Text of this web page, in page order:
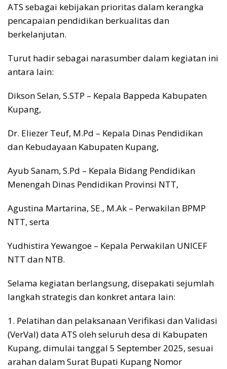
ATS sebagai kebijakan prioritas dalam kerangka
pencapaian pendidikan berkualitas dan
berkelanjutan.
Turut hadir sebagai narasumber dalam kegiatan ini
antara lain:
Dikson Selan, S.STP – Kepala Bappeda Kabupaten
Kupang,
Dr. Eliezer Teuf, M.Pd – Kepala Dinas Pendidikan
dan Kebudayaan Kabupaten Kupang,
Ayub Sanam, S.Pd – Kepala Bidang Pendidikan
Menengah Dinas Pendidikan Provinsi NTT,
Agustina Martarina, SE., M.Ak – Perwakilan BPMP
NTT, serta
Yudhistira Yewangoe – Kepala Perwakilan UNICEF
NTT dan NTB.
Selama kegiatan berlangsung, disepakati sejumlah
langkah strategis dan konkret antara lain:
1. Pelatihan dan pelaksanaan Verifikasi dan Validasi
(VerVal) data ATS oleh seluruh desa di Kabupaten
Kupang, dimulai tanggal 5 September 2025, sesuai
arahan dalam Surat Bupati Kupang Nomor